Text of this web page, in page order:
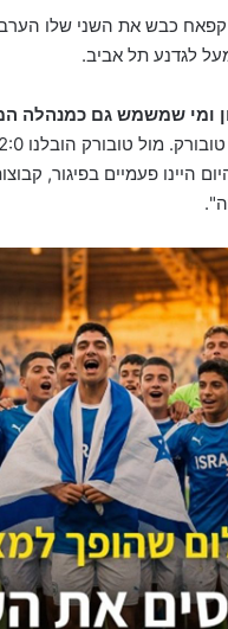
כבש את השני שלו הערב
לגדנע תל אביב.
ומי שמשמש גם כמנהלה
הולך קשה. היום היינו פעמיים